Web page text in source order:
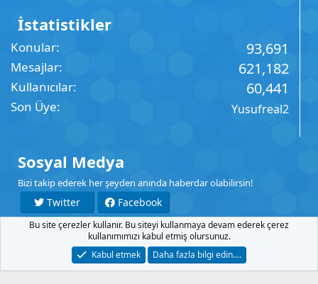
İstatistikler
Konular 93,691
Mesajlar 621,182
Kullanıcılar 60,441
Son Üye Yusufreal2
Sosyal Medya
Bizi takip ederek her şeyden anında haberdar olabilirsin!
Twitter
Facebook
YouTube
Instagram
Şartlar Gizlilik Yardım Anasayfa
R
Bu site çerezler kullanır. Bu siteyi kullanmaya devam ederek çerez
kullanımımızı kabul etmiş olursunuz.
Kabul etmek
Daha fazla bilgi edin.…